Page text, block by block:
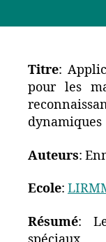
Titre:
pour les
dynamiques
Auteurs:
Ecole:
Résumé: